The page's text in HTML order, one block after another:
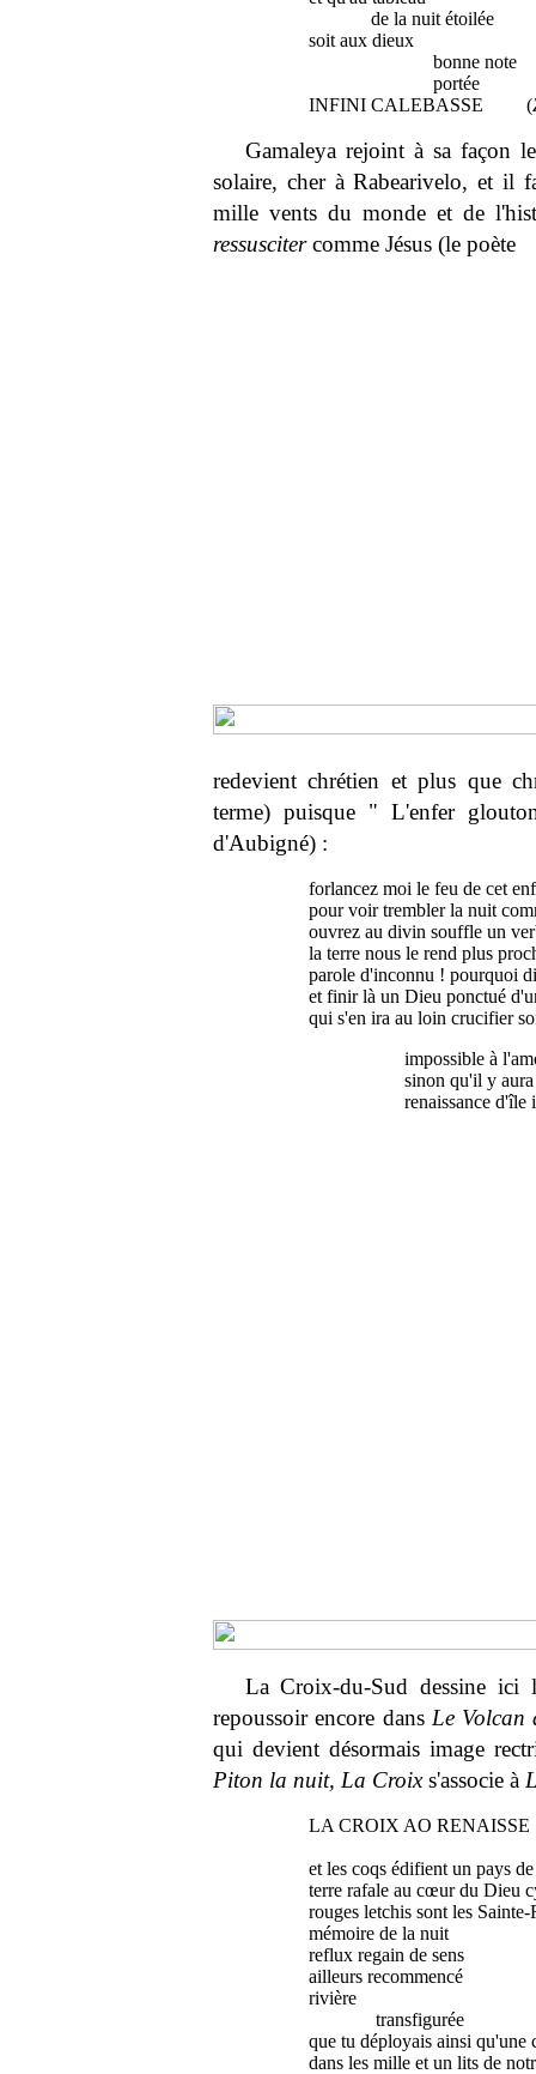
de la nuit étoilée
soit aux dieux
bonne note
portée
INFINI CALEBASSE (
Gamaleya rejoint à sa façon
solaire, cher à Rabearivelo, et il
mille vents du monde et de
ressuscitercomme Jésus (le poète
redevient chrétien et plus que
terme) puisque " L'enfer
d'Aubigné) :
forlancez moi le feu de cet
pour voir trembler la nuit
ouvrez au divin souffle un
la terre nous le rend plus
parole d'inconnu ! pourquoi
et finir là un Dieu ponctué
qui s'en ira au loin crucifier
impossible à
sinon qu'il y
renaissance d'île
La Croix-du-Sud dessine
repoussoir encore dans Le Volcan
qui devient désormais image
Piton la nuit, La Croixs'associe à
LA CROIX AO RENAISSE
et les coqs édifient un pays
terre rafale au cœur du Dieu
rouges letchis sont les Sainte-
mémoire de la nuit
reflux regain de sens
ailleurs recommencé
rivière
transfigurée
que tu déployais ainsi qu'une
dans les mille et un lits de